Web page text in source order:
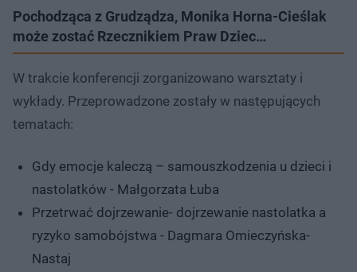
Pochodząca z Grudządza, Monika Horna-Cieślak
może zostać Rzecznikiem Praw Dziec…
W trakcie konferencji zorganizowano warsztaty i
wykłady. Przeprowadzone zostały w następujących
tematach:
Gdy emocje kaleczą – samouszkodzenia u dzieci i
nastolatków - Małgorzata Łuba
Przetrwać dojrzewanie- dojrzewanie nastolatka a
ryzyko samobójstwa - Dagmara Omieczyńska-
Nastaj